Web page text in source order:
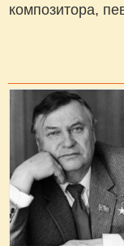
композитора,